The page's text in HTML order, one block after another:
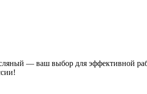
— ваш выбор для эффективной